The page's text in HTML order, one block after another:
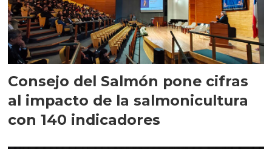
Consejo del Salmón pone cifras
al impacto de la salmonicultura
con 140 indicadores